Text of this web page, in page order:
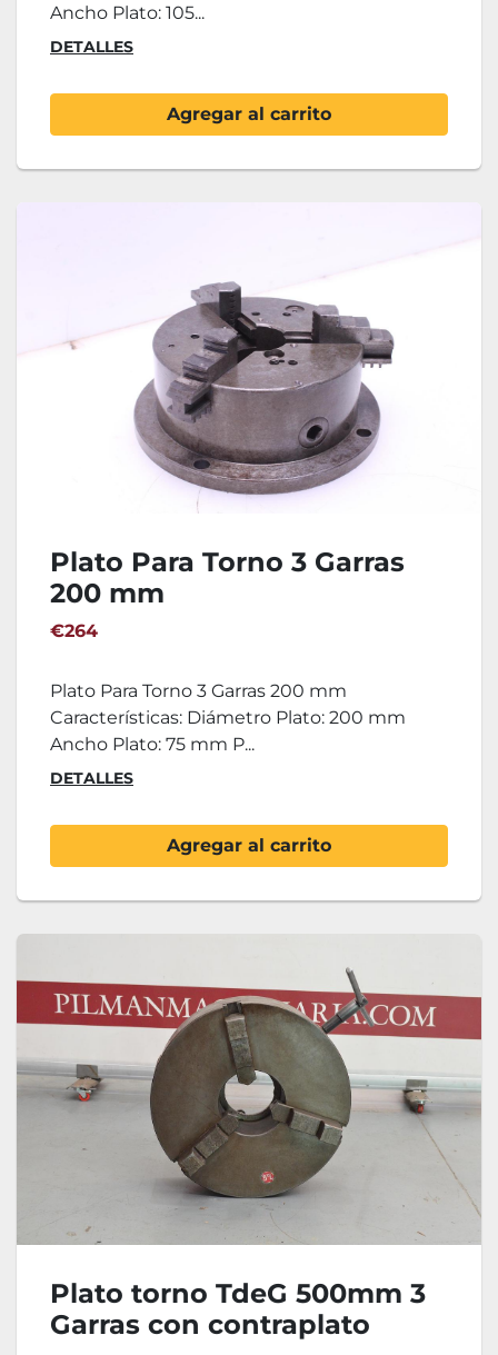
Ancho Plato: 105...
DETALLES
Agregar al carrito
Plato Para Torno 3 Garras
200 mm
€264
Plato Para Torno 3 Garras 200 mm
Características: Diámetro Plato: 200 mm
Ancho Plato: 75 mm P...
DETALLES
Agregar al carrito
Plato torno TdeG 500mm 3
Garras con contraplato